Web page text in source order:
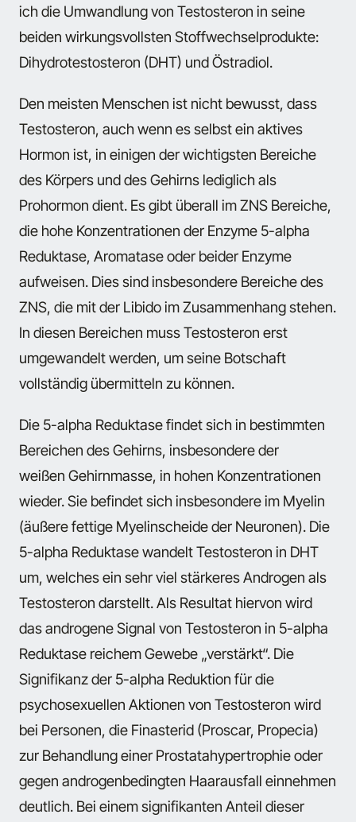
ich die Umwandlung von Testosteron in seine
beiden wirkungsvollsten Stoffwechselprodukte:
Dihydrotestosteron (DHT) und Östradiol.
Den meisten Menschen ist nicht bewusst, dass
Testosteron, auch wenn es selbst ein aktives
Hormon ist, in einigen der wichtigsten Bereiche
des Körpers und des Gehirns lediglich als
Prohormon dient. Es gibt überall im ZNS Bereiche,
die hohe Konzentrationen der Enzyme 5-alpha
Reduktase, Aromatase oder beider Enzyme
aufweisen. Dies sind insbesondere Bereiche des
ZNS, die mit der Libido im Zusammenhang stehen.
In diesen Bereichen muss Testosteron erst
umgewandelt werden, um seine Botschaft
vollständig übermitteln zu können.
Die 5-alpha Reduktase findet sich in bestimmten
Bereichen des Gehirns, insbesondere der
weißen Gehirnmasse, in hohen Konzentrationen
wieder. Sie befindet sich insbesondere im Myelin
(äußere fettige Myelinscheide der Neuronen). Die
5-alpha Reduktase wandelt Testosteron in DHT
um, welches ein sehr viel stärkeres Androgen als
Testosteron darstellt. Als Resultat hiervon wird
das androgene Signal von Testosteron in 5-alpha
Reduktase reichem Gewebe „verstärkt“. Die
Signifikanz der 5-alpha Reduktion für die
psychosexuellen Aktionen von Testosteron wird
bei Personen, die Finasterid (Proscar, Propecia)
zur Behandlung einer Prostatahypertrophie oder
gegen androgenbedingten Haarausfall einnehmen
deutlich. Bei einem signifikanten Anteil dieser